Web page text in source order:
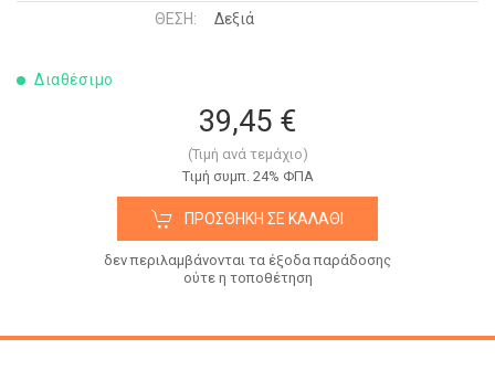
ΘΈΣΗ:
Δεξιά
Διαθέσιμο
39,45 €
(Τιμή ανά τεμάχιο)
Tιμή συμπ. 24% ΦΠΑ
ΠΡΟΣΘΉΚΗ ΣΕ ΚΑΛΆΘΙ
δεν περιλαμβάνονται τα έξοδα παράδοσης
ούτε η τοποθέτηση